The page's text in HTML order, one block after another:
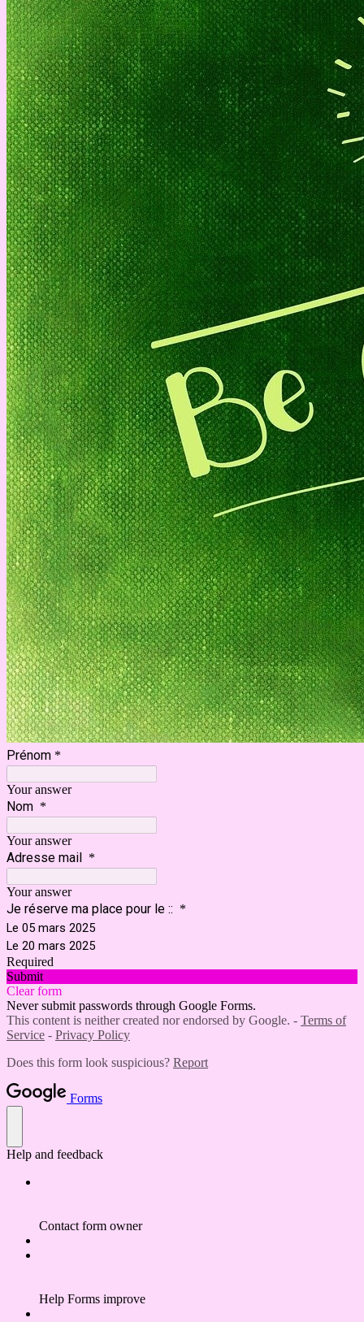
Prénom *
Your answer
Nom *
Your answer
Adresse mail *
Your answer
Je réserve ma place pour le :: *
Le 05 mars 2025
Le 20 mars 2025
Required
Submit
Clear form
Never submit passwords through Google Forms.
This content is neither created nor endorsed by Google. - Terms of
Service - Privacy Policy
Does this form look suspicious? Report
Forms
Help and feedback
Contact form owner
Help Forms improve